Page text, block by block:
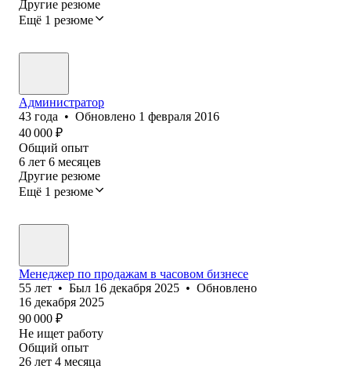
Другие резюме
Ещё 1 резюме
Администратор
43 года • Обновлено 1 февраля 2016
40 000 ₽
Общий опыт
6 лет 6 месяцев
Другие резюме
Ещё 1 резюме
Менеджер по продажам в часовом бизнесе
55 лет • Был 16 декабря 2025 • Обновлено
16 декабря 2025
90 000 ₽
Не ищет работу
Общий опыт
26 лет 4 месяца